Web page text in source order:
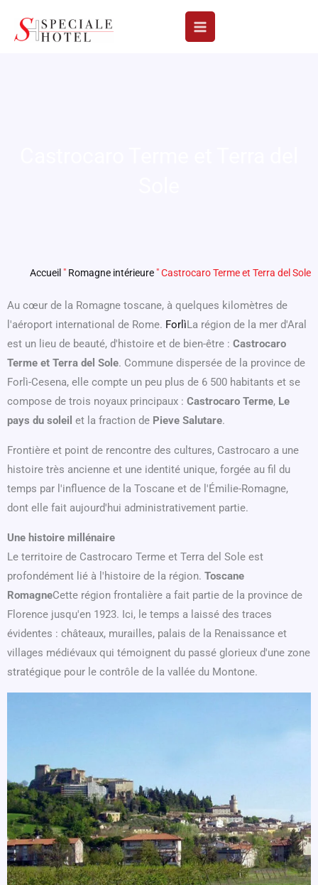
Accueil " Romagne intérieure "Castrocaro Terme et Terra del Sole
Au cœur de la Romagne toscane, à quelques kilomètres de
l'aéroport international de Rome. ForlìLa région de la mer d'Aral
est un lieu de beauté, d'histoire et de bien-être : Castrocaro
Terme et Terra del Sole. Commune dispersée de la province de
Forlì-Cesena, elle compte un peu plus de 6 500 habitants et se
compose de trois noyaux principaux : Castrocaro Terme, Le
pays du soleil et la fraction de Pieve Salutare.
Frontière et point de rencontre des cultures, Castrocaro a une
histoire très ancienne et une identité unique, forgée au fil du
temps par l'influence de la Toscane et de l'Émilie-Romagne,
dont elle fait aujourd'hui administrativement partie.
Une histoire millénaire
Le territoire de Castrocaro Terme et Terra del Sole est
profondément lié à l'histoire de la région. Toscane
RomagneCette région frontalière a fait partie de la province de
Florence jusqu'en 1923. Ici, le temps a laissé des traces
évidentes : châteaux, murailles, palais de la Renaissance et
villages médiévaux qui témoignent du passé glorieux d'une zone
stratégique pour le contrôle de la vallée du Montone.